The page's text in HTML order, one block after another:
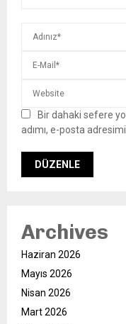
Bir dahaki sefere
adımı, e-posta
Archives
Haziran 2026
Mayıs 2026
Nisan 2026
Mart 2026